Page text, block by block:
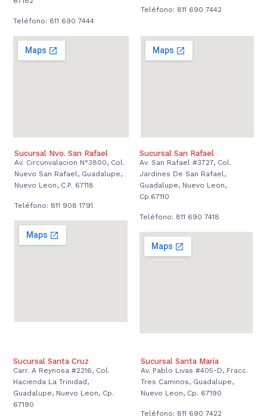
Teléfono: 811 690 7444
Teléfono: 811 690 7442
Sucursal Nvo. San Rafael
Av. Circunvalacion N°3800, Col.
Nuevo San Rafael, Guadalupe,
Nuevo Leon, C.P. 67118
Teléfono: 811 908 1791
Sucursal San Rafael
Av. San Rafael #3727, Col.
Jardines De San Rafael,
Guadalupe, Nuevo Leon,
Cp.67110
Teléfono: 811 690 7418
Sucursal Santa Cruz
Carr. A Reynosa #2216, Col.
Hacienda La Trinidad,
Guadalupe, Nuevo Leon, Cp.
67190
Sucursal Santa María
Av. Pablo Livas #405-D, Fracc.
Tres Caminos, Guadalupe,
Nuevo Leon, Cp. 67190
Teléfono: 811 690 7422